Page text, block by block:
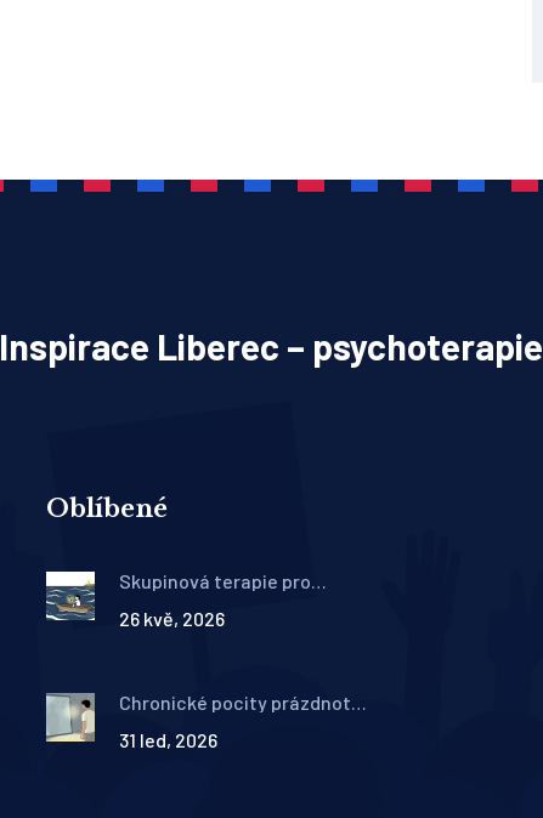
Inspirace Liberec – psychoterapie
Oblíbené
Skupinová terapie pro
a podpůrné skupiny
26 kvě, 2026
Chronické pocity prázdnoty:
psychoterapie pomáhá při
31 led, 2026